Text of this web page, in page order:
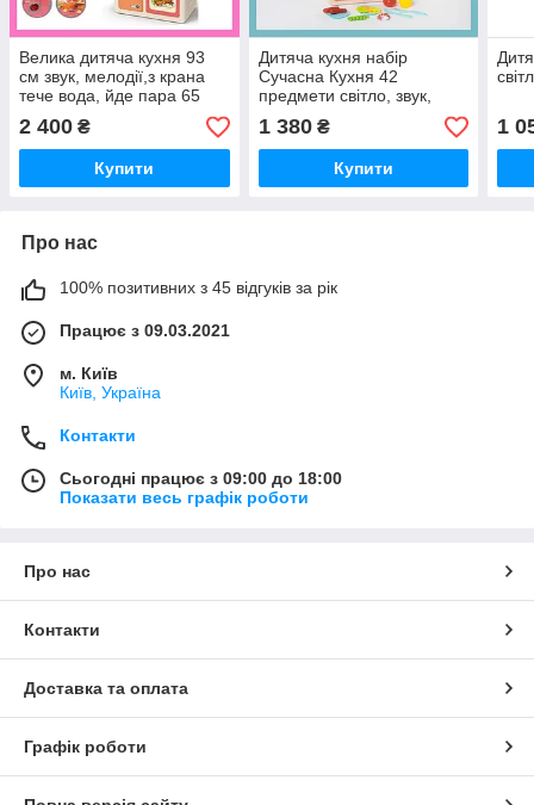
Велика дитяча кухня 93
см звук, мелодії,з крана
тече вода, йде пара 65
предметів
2 400 ₴
Купити
Дитяча кухня набір
Сучасна Кухня 42
предмети світло, звук,
тече вода, холодна пара
1 380₴
Купити
1
Про нас
100% позитивних з 45 відгуків за рік
Працює з 09.03.2021
м. Київ
Київ, Україна
Контакти
Сьогодні працює з 09:00 до 18:00
Показати весь графік роботи
Про нас
Контакти
Доставка та оплата
Графік роботи